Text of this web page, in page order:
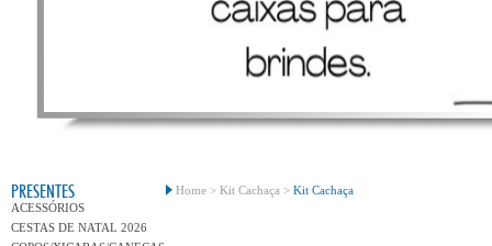
PRESENTES
ACESSÓRIOS
CESTAS DE NATAL 2026
Home > Kit Cachaça > Kit Cachaça